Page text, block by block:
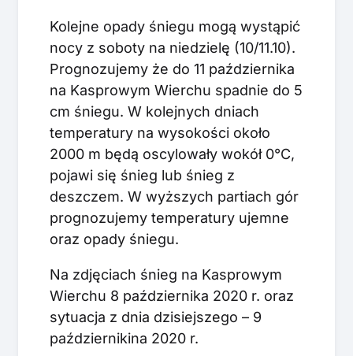
Kolejne opady śniegu mogą wystąpić
nocy z soboty na niedzielę (10/11.10).
Prognozujemy że do 11 października
na Kasprowym Wierchu spadnie do 5
cm śniegu. W kolejnych dniach
temperatury na wysokości około
2000 m będą oscylowały wokół 0°C,
pojawi się śnieg lub śnieg z
deszczem. W wyższych partiach gór
prognozujemy temperatury ujemne
oraz opady śniegu.
Na zdjęciach śnieg na Kasprowym
Wierchu 8 października 2020 r. oraz
sytuacja z dnia dzisiejszego – 9
październikina 2020 r.